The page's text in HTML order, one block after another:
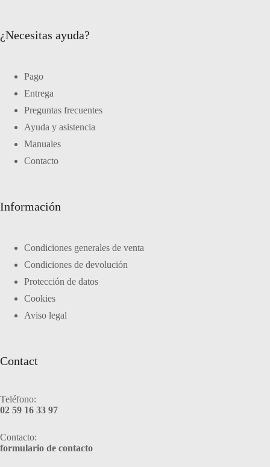
¿Necesitas ayuda?
Pago
Entrega
Preguntas frecuentes
Ayuda y asistencia
Manuales
Contacto
Información
Condiciones generales de venta
Condiciones de devolución
Protección de datos
Cookies
Aviso legal
Contact
Teléfono:
02 59 16 33 97
Contacto:
formulario de contacto